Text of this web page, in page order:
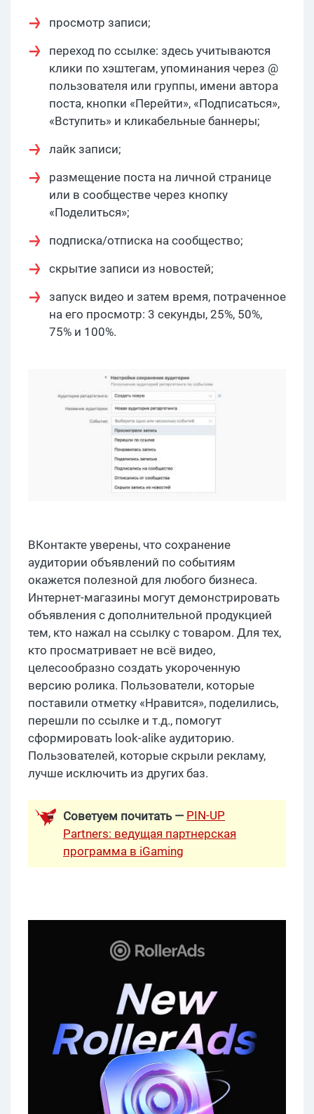
просмотр записи;
переход по ссылке: здесь учитываются
клики по хэштегам, упоминания через @
пользователя или группы, имени автора
поста, кнопки «Перейти», «Подписаться»,
«Вступить» и кликабельные баннеры;
лайк записи;
размещение поста на личной странице
или в сообществе через кнопку
«Поделиться»;
подписка/отписка на сообщество;
скрытие записи из новостей;
запуск видео и затем время, потраченное
на его просмотр: 3 секунды, 25%, 50%,
75% и 100%.
ВКонтакте уверены, что сохранение
аудитории объявлений по событиям
окажется полезной для любого бизнеса.
Интернет-магазины могут демонстрировать
объявления с дополнительной продукцией
тем, кто нажал на ссылку с товаром. Для тех,
кто просматривает не всё видео,
целесообразно создать укороченную
версию ролика. Пользователи, которые
поставили отметку «Нравится», поделились,
перешли по ссылке и т.д., помогут
сформировать look-alike аудиторию.
Пользователей, которые скрыли рекламу,
лучше исключить из других баз.
Советуем почитать — PIN-UP
Partners: ведущая партнерская
программа в iGaming